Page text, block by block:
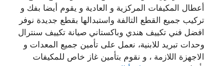
أعطال المكيفات المركزية و العادية و يقوم أيضا بفك و
تركيب جميع القطع التالفة واستبدالها بقطع جديدة نوفر
افضل فني تكييف هندي وباكستاني صيانة تكييف سنترال
وحدات تبريد للابنية، نعمل على تأمين جميع المعدات و
الاجهزة اللازمة ، و نقوم بتأمين غاز خاص للمكيفات